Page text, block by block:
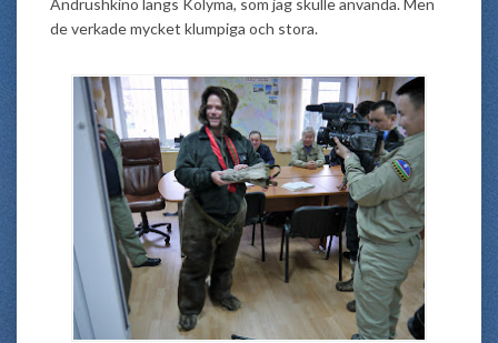
Andrushkino längs Kolyma, som jag skulle använda. Men
de verkade mycket klumpiga och stora.